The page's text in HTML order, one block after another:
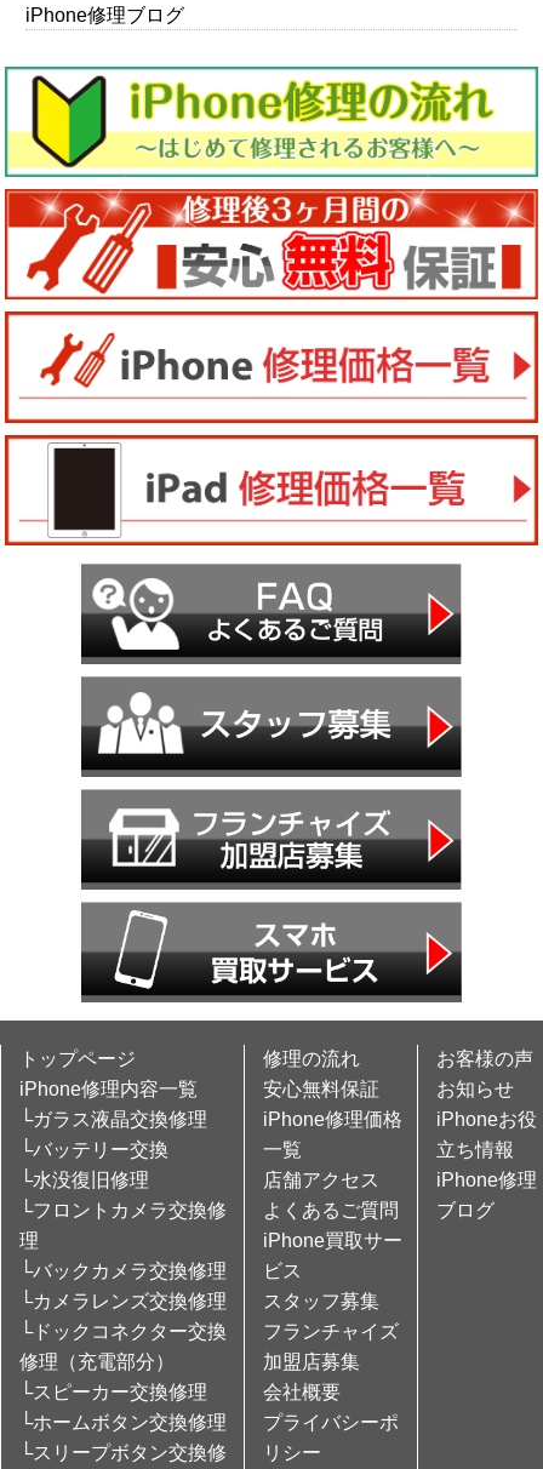
iPhone修理ブログ
トップページ
iPhone修理内容一覧
└ガラス液晶交換修理
└バッテリー交換
└水没復旧修理
└フロントカメラ交換修
理
└バックカメラ交換修理
└カメラレンズ交換修理
└ドックコネクター交換
修理（充電部分）
└スピーカー交換修理
└ホームボタン交換修理
└スリープボタン交換修
修理の流れ
安心無料保証
iPhone修理価格
一覧
店舗アクセス
よくあるご質問
iPhone買取サー
ビス
スタッフ募集
フランチャイズ
加盟店募集
会社概要
プライバシーポ
リシー
お客様の声
お知らせ
iPhoneお役
立ち情報
iPhone修理
ブログ